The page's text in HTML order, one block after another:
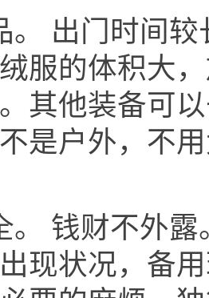
。 出门时间
服的体积大
其他装备可
是户外，不
。 钱财不外
现状况，备